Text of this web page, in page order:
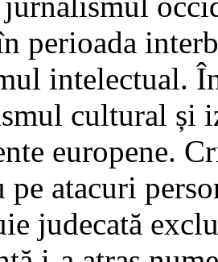
perioada
intelectual.
cultural și
europene.
pe atacuri
judecată